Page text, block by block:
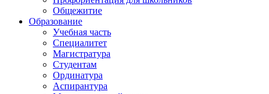
Общежитие
Образование
Учебная часть
Специалитет
Магистратура
Студентам
Ординатура
Аспирантура